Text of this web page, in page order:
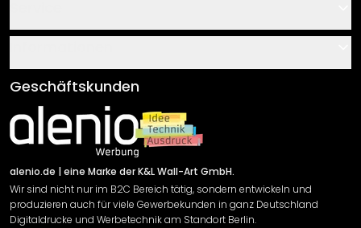
Über uns
Klebe- und Montageanleitungen
Newsletter An-/Abmeldung
Sendungsverfolgung
AGB
Impressum
Versand & Zahlung
Rücksendung
Widerrufsrecht
Datenschutzerklärung
Geschäftskunden
alenio.de | eine Marke der K&L Wall-Art GmbH.
Wir sind nicht nur im B2C Bereich tätig, sondern entwickeln und
produzieren auch für viele Gewerbekunden in ganz Deutschland
Digitaldrucke und Werbetechnik am Standort Berlin.